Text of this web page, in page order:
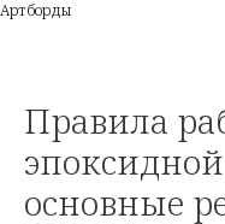
Артборды
Правила
основные